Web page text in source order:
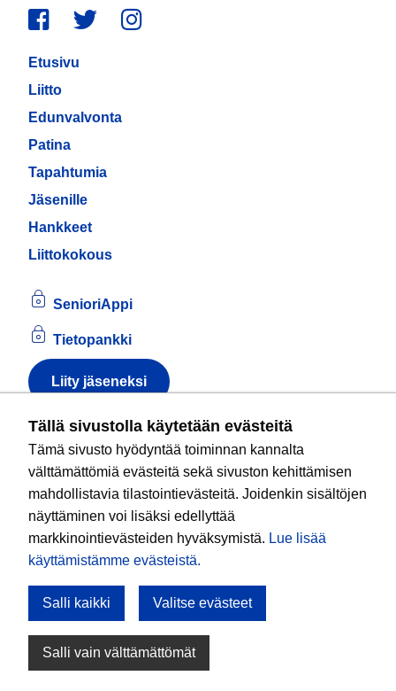
Tällä sivustolla käytetään evästeitä
Tämä sivusto hyödyntää toiminnan kannalta
välttämättömiä evästeitä sekä sivuston kehittämisen
mahdollistavia tilastointievästeitä. Joidenkin sisältöjen
näyttäminen voi lisäksi edellyttää
markkinointievästeiden hyväksymistä. Lue lisää
käyttämistämme evästeistä.​​​​​​
Salli kaikki
Salli vain välttämättömät
Valitse evästeet
Facebook
TwitterInstagram
Etusivu
Liitto
Edunvalvonta
Patina
Tapahtumia
Jäsenille
Hankkeet
Liittokokous
SenioriAppi
Tietopankki
Liity jäseneksi
Tietoa evästeistä
Kansallinen senioriliitto ryon valtakunnallinen
eläkeläisjärjestö, joka edistää ikääntyvien ja
eläkeläisten sosiaalista turvallisuutta ja hyvinvointia
sekä valvoo heidän oikeuksiaan liiton arvoja
noudattaen. Liitto on puolueisiin kuulumaton.
Tule mukaan!